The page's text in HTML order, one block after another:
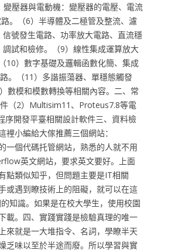
壓器與電動機：變壓器的電壓、電流
。（6）半導體及二極管及整流、濾
號發生電路、功率放大電路、直流穩
試和檢修。（9）線性集成運算放大
10）數字基礎及邏輯函數化簡、集成
。（11）多諧振蕩器、單穩態觸發
數模和模數轉換等相關內容。二、常
（2）Multisim11、Proteus7.8等電
開發平臺相關設計軟件三、資料檢
小編給大傢推薦三個網站：
一個代碼托管網站，熟悉的人就不用
英文網站，要求英文要好。上面
點類似知乎，但問題主要是IT相關
或遇到瞭技術上的阻礙，就可以在這
知識。如果是在校大學生，使用校園
載。四、實踐實踐是檢驗真理的唯一
來就是一大堆指令、名詞，學瞭半天
乏味以至於半途而廢。所以學習與實